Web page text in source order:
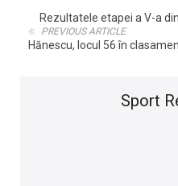
Rezultatele etapei a V-a
PREVIOUS ARTICLE
Hănescu, locul 56 în
Sport